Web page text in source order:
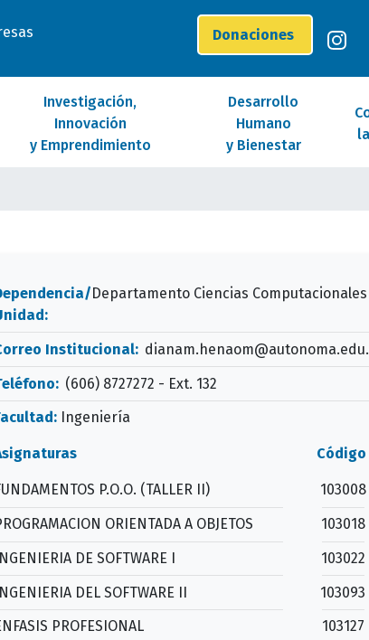
Donaciones
Investigación,
Innovación
y Emprendimiento
Desarrollo
Humano
y Bienestar
Departamento Ciencias Computacionales
Institucional:
(606) 8727272 - Ext. 132
Ingeniería
Código
P.O.O. (TALLER II) 103008
ORIENTADA A OBJETOS
103018
DE SOFTWARE I
103022
DEL SOFTWARE II
103093
PROFESIONAL
103127